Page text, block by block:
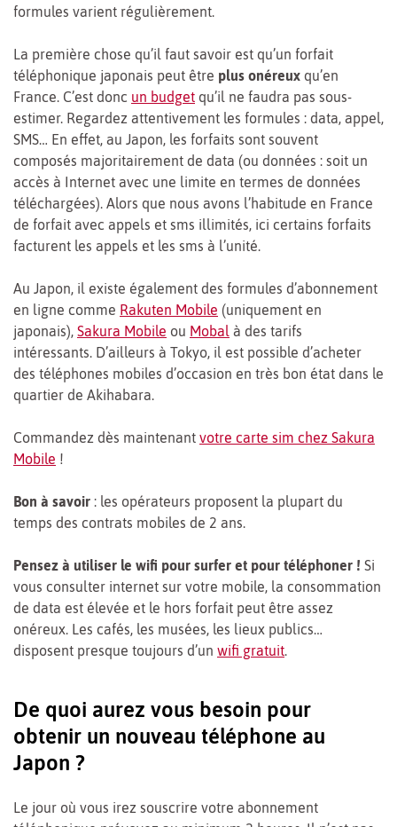
formules varient régulièrement.
La première chose qu’il faut savoir est qu’un forfait
téléphonique japonais peut être plus onéreux qu’en
France. C’est donc un budget qu’il ne faudra pas sous-
estimer. Regardez attentivement les formules : data, appel,
SMS… En effet, au Japon, les forfaits sont souvent
composés majoritairement de data (ou données : soit un
accès à Internet avec une limite en termes de données
téléchargées). Alors que nous avons l’habitude en France
de forfait avec appels et sms illimités, ici certains forfaits
facturent les appels et les sms à l’unité.
Au Japon, il existe également des formules d’abonnement
en ligne comme Rakuten Mobile (uniquement en
japonais), Sakura Mobile ou Mobal à des tarifs
intéressants. D’ailleurs à Tokyo, il est possible d’acheter
des téléphones mobiles d’occasion en très bon état dans le
quartier de Akihabara.
Commandez dès maintenant votre carte sim chez Sakura
Mobile !
Bon à savoir : les opérateurs proposent la plupart du
temps des contrats mobiles de 2 ans.
Pensez à utiliser le wifi pour surfer et pour téléphoner ! Si
vous consulter internet sur votre mobile, la consommation
de data est élevée et le hors forfait peut être assez
onéreux. Les cafés, les musées, les lieux publics…
disposent presque toujours d’un wifi gratuit.
De quoi aurez vous besoin pour
obtenir un nouveau téléphone au
Japon ?
Le jour où vous irez souscrire votre abonnement